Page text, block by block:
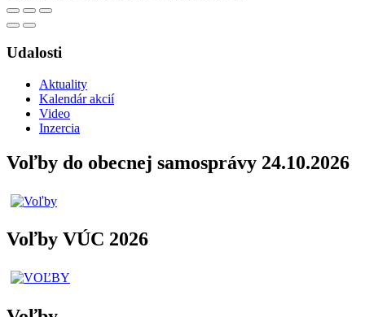
Udalosti
Aktuality
Kalendár akcií
Video
Inzercia
Voľby do obecnej samosprávy 24.10.2026
Voľby VÚC 2026